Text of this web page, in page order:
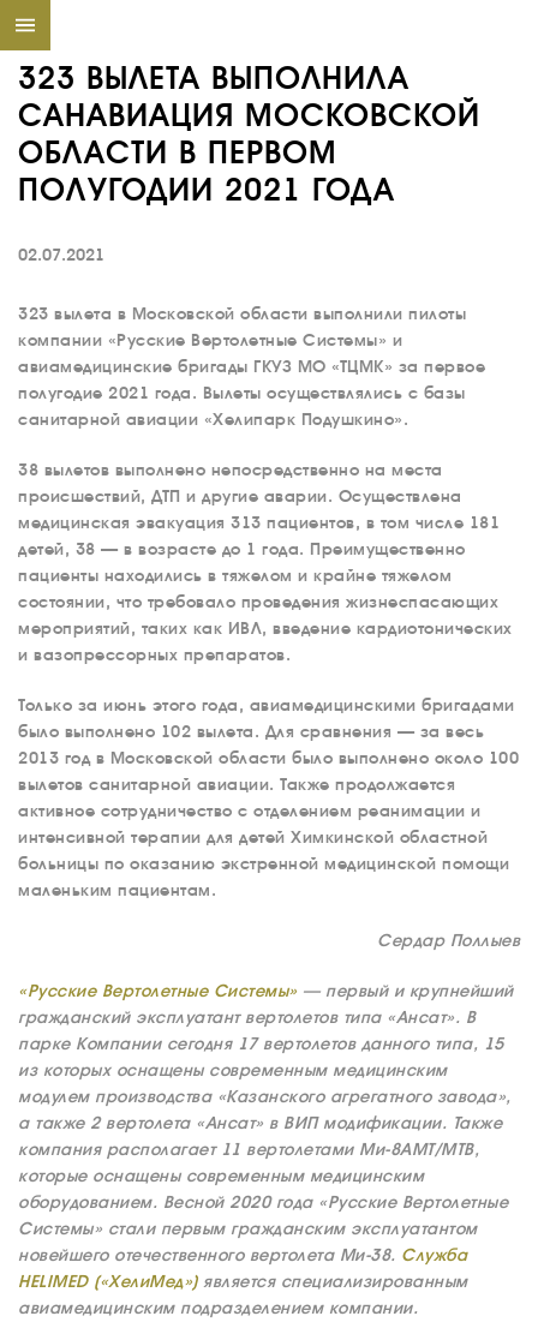
323 ВЫЛЕТА ВЫПОЛНИЛА
САНАВИАЦИЯ МОСКОВСКОЙ
ОБЛАСТИ В ПЕРВОМ
ПОЛУГОДИИ 2021 ГОДА
02.07.2021
323 вылета в Московской области выполнили пилоты
компании «Русские Вертолетные Системы» и
авиамедицинские бригады ГКУЗ МО «ТЦМК» за первое
полугодие 2021 года. Вылеты осуществлялись с базы
санитарной авиации «Хелипарк Подушкино».
38 вылетов выполнено непосредственно на места
происшествий, ДТП и другие аварии. Осуществлена
медицинская эвакуация 313 пациентов, в том числе 181
детей, 38 — в возрасте до 1 года. Преимущественно
пациенты находились в тяжелом и крайне тяжелом
состоянии, что требовало проведения жизнеспасающих
мероприятий, таких как ИВЛ, введение кардиотонических
и вазопрессорных препаратов.
Только за июнь этого года, авиамедицинскими бригадами
было выполнено 102 вылета. Для сравнения — за весь
2013 год в Московской области было выполнено около 100
вылетов санитарной авиации. Также продолжается
активное сотрудничество с отделением реанимации и
интенсивной терапии для детей Химкинской областной
больницы по оказанию экстренной медицинской помощи
маленьким пациентам.
Сердар Поллыев
«Русские Вертолетные Системы» — первый и крупнейший
гражданский эксплуатант вертолетов типа «Ансат». В
парке Компании сегодня 17 вертолетов данного типа, 15
из которых оснащены современным медицинским
модулем производства «Казанского агрегатного завода»,
а также 2 вертолета «Ансат» в ВИП модификации. Также
компания располагает 11 вертолетами Ми-8АМТ/МТВ,
которые оснащены современным медицинским
оборудованием. Весной 2020 года «Русские Вертолетные
Системы» стали первым гражданским эксплуатантом
новейшего отечественного вертолета Ми-38. Служба
HELIMED («ХелиМед»)является специализированным
авиамедицинским подразделением компании.